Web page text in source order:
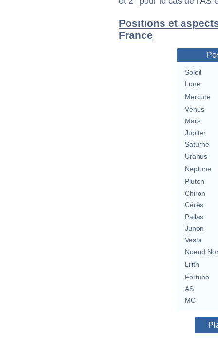
Positions et
France
Soleil
Lune
Mercure
Vénus
Mars
Jupiter
Saturne
Uranus
Neptune
Pluton
Chiron
Cérès
Pallas
Junon
Vesta
Noeud
Lilith
Fortune
AS
MC